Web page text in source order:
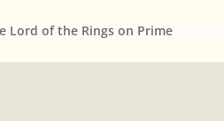
Lord of the Rings on Prime